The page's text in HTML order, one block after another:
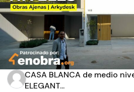
CASA BLANCA de medio
ELEGANT...